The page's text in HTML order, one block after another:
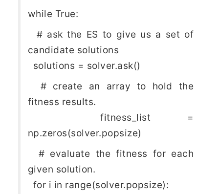
while True:
# ask the ES to give us a set of
candidate solutions
solutions = solver.ask()
# create an array to hold the
fitness results.
fitness_list =
np.zeros(solver.popsize)
# evaluate the fitness for each
given solution.
for i in range(solver.popsize):